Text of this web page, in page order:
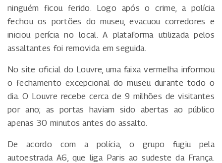
ninguém ficou ferido. Logo após o crime, a polícia
fechou os portões do museu, evacuou corredores e
iniciou perícia no local. A plataforma utilizada pelos
assaltantes foi removida em seguida.
No site oficial do Louvre, uma faixa vermelha informou
o fechamento excepcional do museu durante todo o
dia. O Louvre recebe cerca de 9 milhões de visitantes
por ano; as portas haviam sido abertas ao público
apenas 30 minutos antes do assalto.
De acordo com a polícia, o grupo fugiu pela
autoestrada A6, que liga Paris ao sudeste da França.